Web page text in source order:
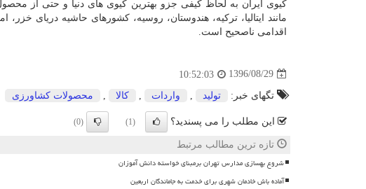
كیوی ایران به لحاظ كیفی جزو بهترین كیوی های دنیا و حتی از
مانند ایتالیا، تركیه، هندوستان، روسیه، كشورهای حاشیه دریای
اقدامی ناصحیح است.
1396/08/29
10:52:03
تگهای خبر: تولید واردات كالا محصولات كشاورزی
این مطلب را می پسندید؟ (1)
(0)
تازه ترین مطالب مرتبط
شروع بهسازی مدارس تهران برمبنای خواسته دانش آموزان
آماده باش خادمان شهری برای خدمت به جاماندگان اربعین